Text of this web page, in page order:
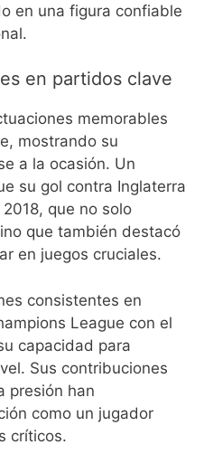
en una figura confiable
en partidos clave
memorables
mostrando su
a la ocasión. Un
su gol contra Inglaterra
que no solo
que también destacó
en juegos cruciales.
consistentes en
League con el
capacidad para
Sus contribuciones
presión han
como un jugador
críticos.